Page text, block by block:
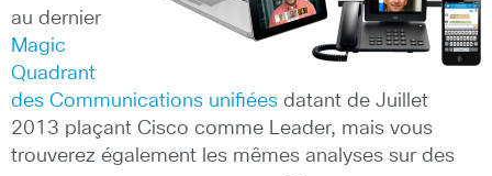
au dernier
Magic
Quadrant
des Communications unifiées datant de Juillet
2013 plaçant Cisco comme Leader, mais vous
trouverez également les mêmes analyses sur des